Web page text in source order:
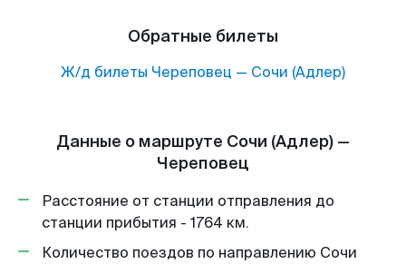
Обратные билеты
Ж/д билеты Череповец — Сочи (Адлер)
Данные о маршруте Сочи (Адлер) —
Череповец
Расстояние от станции отправления до
станции прибытия - 1764 км.
Количество поездов по направлению Сочи